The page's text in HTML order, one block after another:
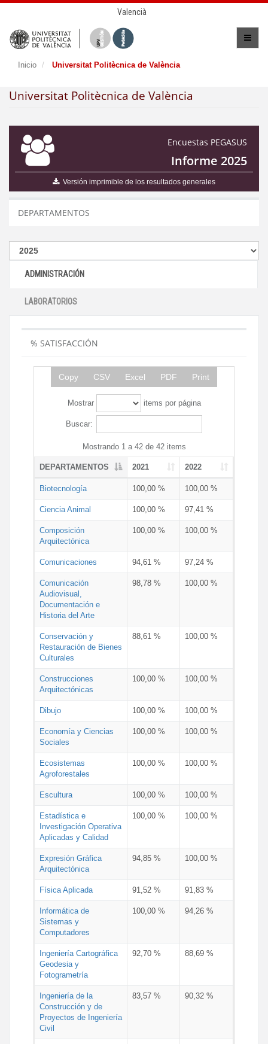
Valencià
Inicio Universitat Politècnica de València
Universitat Politècnica de València
Encuestas PEGASUS
Informe 2025
Versión imprimible de los resultados generales
DEPARTAMENTOS
ADMINISTRACIÓN
LABORATORIOS
% SATISFACCIÓN
Copy CSV Excel PDF Print
Mostrar items por página
Buscar:
Mostrando 1 a 42 de 42 items
DEPARTAMENTOS 2021 2022
Biotecnología 100,00 % 100,00 %
Ciencia Animal 100,00 % 97,41 %
Composición
Arquitectónica
100,00 % 100,00 %
Comunicaciones 94,61 % 97,24 %
Comunicación
Audiovisual,
Documentación e
Historia del Arte
98,78 % 100,00 %
Conservación y
Restauración de Bienes
Culturales
88,61 % 100,00 %
Construcciones
Arquitectónicas
100,00 % 100,00 %
Dibujo 100,00 % 100,00 %
Economía y Ciencias
Sociales
100,00 % 100,00 %
Ecosistemas
Agroforestales
100,00 % 100,00 %
Escultura 100,00 % 100,00 %
Estadística e
Investigación Operativa
Aplicadas y Calidad
100,00 % 100,00 %
Expresión Gráfica
Arquitectónica
94,85 % 100,00 %
Física Aplicada 91,52 % 91,83 %
Informática de
Sistemas y
Computadores
100,00 % 94,26 %
Ingeniería Cartográfica
Geodesia y
Fotogrametría
92,70 % 88,69 %
Ingeniería de la
Construcción y de
Proyectos de Ingeniería
Civil
83,57 % 90,32 %